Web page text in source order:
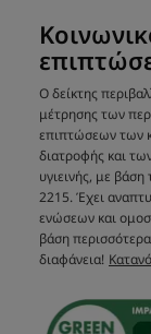
ΛΊΓΑ
Στο
SENS
ώστε
Ο δείκτης
μέτρησης των
επιπτώσεων των
διατροφής και
υγιεινής, με
2215. Έχει
ενώσεων και
βάση
διαφάνεια!